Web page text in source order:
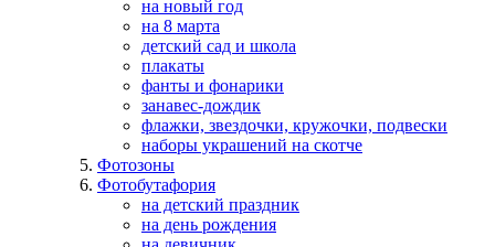
на новый год
на 8 марта
детский сад и школа
плакаты
фанты и фонарики
занавес-дождик
флажки, звездочки, кружочки, подвески
наборы украшений на скотче
Фотозоны
Фотобутафория
на детский праздник
на день рождения